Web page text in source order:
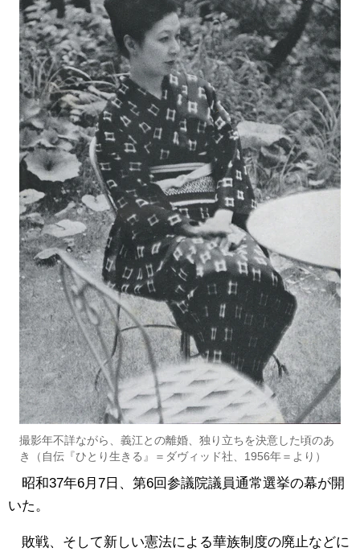
撮影年不詳ながら、義江との離婚、独り立ちを決意した頃のあ
き（自伝『ひとり生きる』＝ダヴィッド社、1956年＝より）
昭和37年6月7日、第6回参議院議員通常選挙の幕が開
いた。
敗戦、そして新しい憲法による華族制度の廃止などに